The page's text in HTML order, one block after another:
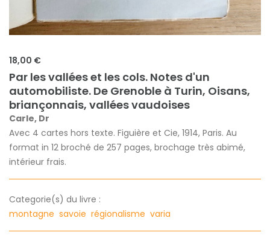
18,00 €
Par les vallées et les cols. Notes d'un
automobiliste. De Grenoble à Turin, Oisans,
briançonnais, vallées vaudoises
Carle, Dr
Avec 4 cartes hors texte. Figuière et Cie, 1914, Paris. Au
format in 12 broché de 257 pages, brochage très abimé,
intérieur frais.
Categorie(s) du livre :
montagne savoie régionalisme varia